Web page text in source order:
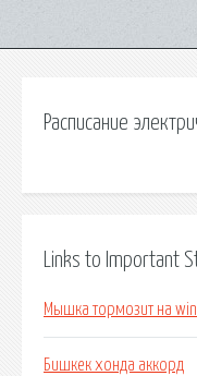
Расписание
Links to Important
Мышка тормозит на
Бишкек хонда аккорд